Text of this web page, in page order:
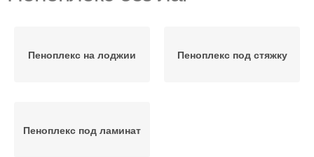
Пеноплекс на лоджии Пеноплекс под стяжку
Пеноплекс под ламинат